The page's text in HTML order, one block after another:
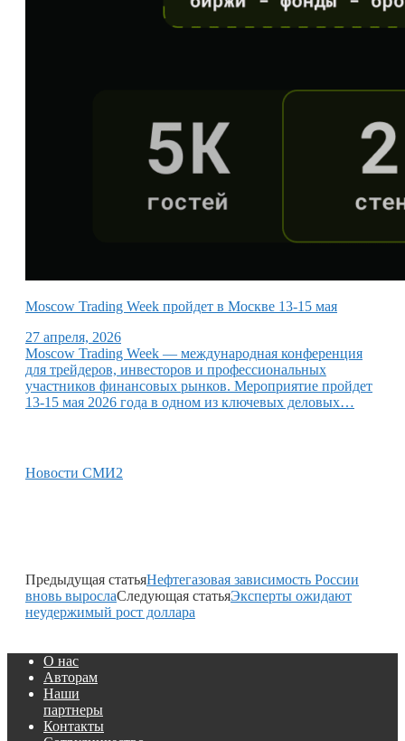
Moscow Trading Week пройдет в Москве 13-15 мая
27 апреля, 2026
Moscow Trading Week — международная конференция
для трейдеров, инвесторов и профессиональных
участников финансовых рынков. Мероприятие пройдет
13-15 мая 2026 года в одном из ключевых деловых…
Новости СМИ2
Предыдущая статьяНефтегазовая зависимость России
вновь вырослаСледующая статьяЭксперты ожидают
неудержимый рост доллара
О нас
Авторам
Наши
партнеры
Контакты